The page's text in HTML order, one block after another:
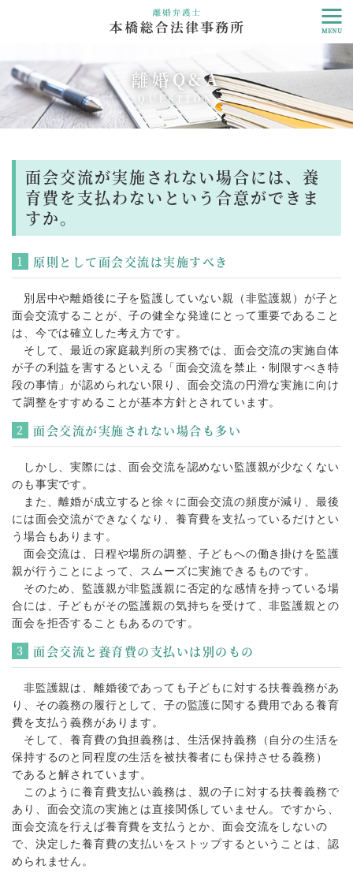
離婚Q&A
QUESTION
面会交流が実施されない場合には、養
育費を支払わないという合意ができま
すか。
原則として面会交流は実施すべき
別居中や離婚後に子を監護していない親（非監護親）が子と
面会交流することが、子の健全な発達にとって重要であること
は、今では確立した考え方です。
そして、最近の家庭裁判所の実務では、面会交流の実施自体
が子の利益を害するといえる「面会交流を禁止・制限すべき特
段の事情」が認められない限り、面会交流の円滑な実施に向け
て調整をすすめることが基本方針とされています。
面会交流が実施されない場合も多い
しかし、実際には、面会交流を認めない監護親が少なくない
のも事実です。
また、離婚が成立すると徐々に面会交流の頻度が減り、最後
には面会交流ができなくなり、養育費を支払っているだけとい
う場合もあります。
面会交流は、日程や場所の調整、子どもへの働き掛けを監護
親が行うことによって、スムーズに実施できるものです。
そのため、監護親が非監護親に否定的な感情を持っている場
合には、子どもがその監護親の気持ちを受けて、非監護親との
面会を拒否することもあるのです。
面会交流と養育費の支払いは別のもの
非監護親は、離婚後であっても子どもに対する扶養義務があ
り、その義務の履行として、子の監護に関する費用である養育
費を支払う義務があります。
そして、養育費の負担義務は、生活保持義務（自分の生活を
保持するのと同程度の生活を被扶養者にも保持させる義務）
であると解されています。
このように養育費支払い義務は、親の子に対する扶養義務で
あり、面会交流の実施とは直接関係していません。ですから、
面会交流を行えば養育費を支払うとか、面会交流をしないの
で、決定した養育費の支払いをストップするということは、認
められません。